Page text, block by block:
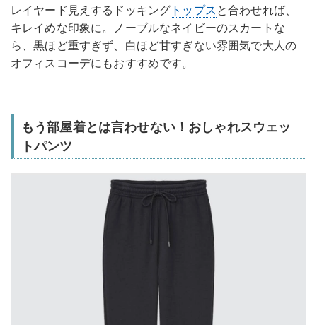
レイヤード見えするドッキング トップス と合わせれば、
キレイめな印象に。ノーブルなネイビーのスカートな
ら、黒ほど重すぎず、白ほど甘すぎない雰囲気で大人の
オフィスコーデにもおすすめです。
もう部屋着とは言わせない！おしゃれスウェッ
トパンツ